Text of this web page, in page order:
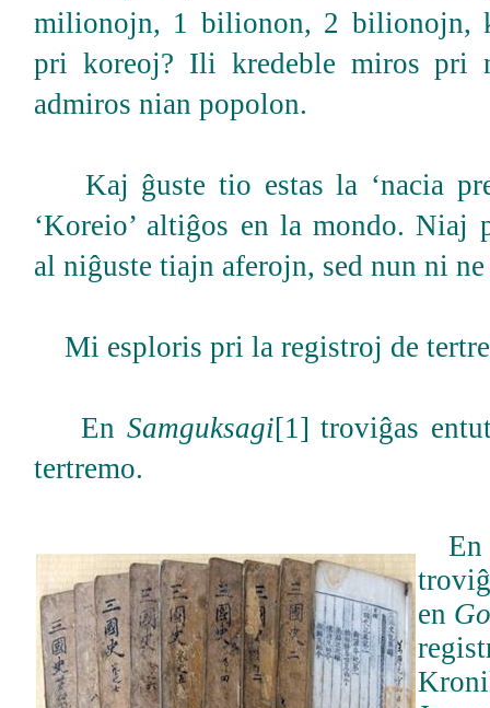
milionojn, 1 bilionon, 2 bilionojn,
pri koreoj? Ili kredeble miros pri
admiros nian popolon.
Kaj ĝuste tio estas la ‘nacia
‘Koreio’ altiĝos en la mondo. Niaj
al niĝuste tiajn aferojn, sed nun ni
Mi esploris pri la registroj de
En Samguksagi[1] troviĝas
tertremo.
En
en